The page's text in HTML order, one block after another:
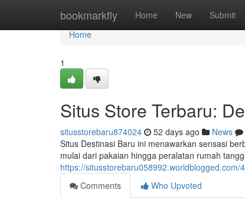
bookmarkfly Home New Submit
Home
Home
1
Situs Store Terbaru:
situsstorebaru874024 52 days ago News
Situs Destinasi Baru ini menawarkan sensasi
mulai dari pakaian hingga peralatan rumah
https://
Comments
Who Upvoted